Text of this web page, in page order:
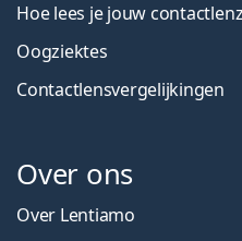
Hoe lees je jouw
Oogziektes
Contactlensvergelijkingen
Over ons
Over Lentiamo